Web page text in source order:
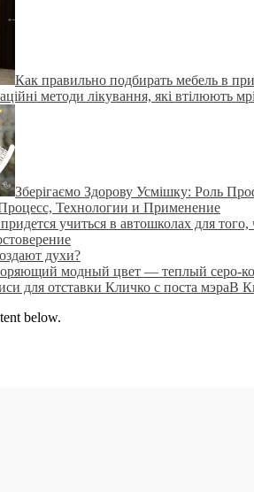
Как правильно подбирать мебель в
методи лікування, які втілюють
Зберігаємо Здорову Усмішку: Роль
Технологии и Применение
духи?
В
below.